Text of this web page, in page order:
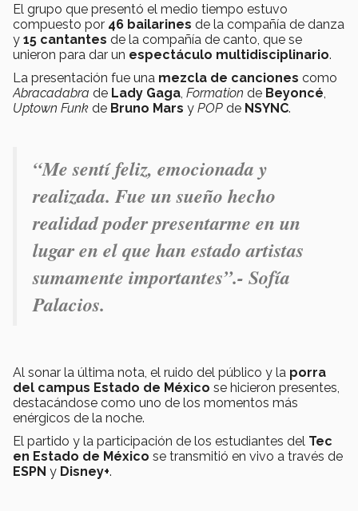
El grupo que presentó el medio tiempo estuvo
compuesto por 46 bailarines de la compañía de danza
y 15 cantantes de la compañía de canto, que se
unieron para dar un espectáculo multidisciplinario.
La presentación fue una mezcla de canciones como
Abracadabra de Lady Gaga Formation de Beyoncé
Uptown Funk de Bruno Mars y POP de NSYNC.
“Me sentí feliz, emocionada y
realizada. Fue un sueño hecho
realidad poder presentarme en un
lugar en el que han estado artistas
sumamente importantes”.- Sofía
Palacios.
Al sonar la última nota, el ruido del público y la porra
del campus Estado de México se hicieron presentes,
destacándose como uno de los momentos más
enérgicos de la noche.
El partido y la participación de los estudiantes del Tec
en Estado de México se transmitió en vivo a través de
ESPN y Disney+.